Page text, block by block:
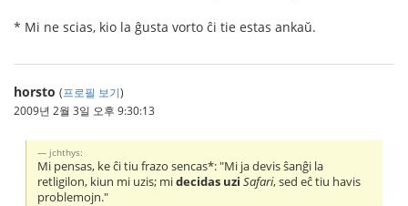
* Mi ne scias, kio la ĝusta vorto ĉi tie estas ankaŭ.
horsto (프로필 보기)
2009년 2월 3일 오후 9:30:13
jchthys:
Mi pensas, ke ĉi tiu frazo sencas*: "Mi ja devis ŝanĝi la
retligilon, kiun mi uzis; midecidas uzi Safari, sed eĉ tiu havis
problemojn."